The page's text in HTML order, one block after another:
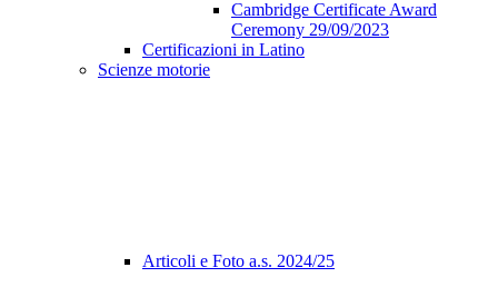
Cambridge Certificate Award
Ceremony 29/09/2023
Certificazioni in Latino
Scienze motorie
Articoli e Foto a.s. 2024/25